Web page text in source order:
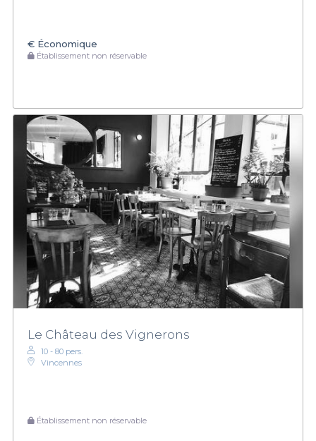
€ Économique
Établissement non réservable
Le Château des Vignerons
10 - 80 pers.
Vincennes
Établissement non réservable